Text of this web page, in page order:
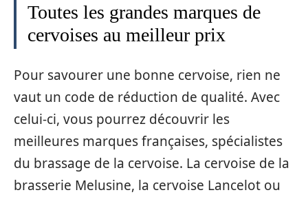
Toutes les grandes marques de
cervoises au meilleur prix
Pour savourer une bonne cervoise, rien ne
vaut un code de réduction de qualité. Avec
celui-ci, vous pourrez découvrir les
meilleures marques françaises, spécialistes
du brassage de la cervoise. La cervoise de la
brasserie Melusine, la cervoise Lancelot ou